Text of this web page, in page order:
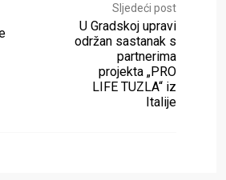
Sljedeći post
U Gradskoj upravi
održan sastanak s
partnerima
projekta „PRO
LIFE TUZLA“ iz
Italije